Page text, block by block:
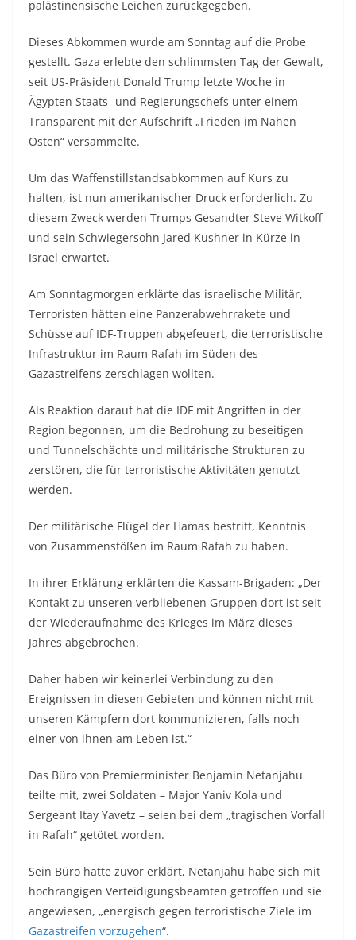
palästinensische Leichen zurückgegeben.
Dieses Abkommen wurde am Sonntag auf die Probe
gestellt. Gaza erlebte den schlimmsten Tag der Gewalt,
seit US-Präsident Donald Trump letzte Woche in
Ägypten Staats- und Regierungschefs unter einem
Transparent mit der Aufschrift „Frieden im Nahen
Osten“ versammelte.
Um das Waffenstillstandsabkommen auf Kurs zu
halten, ist nun amerikanischer Druck erforderlich. Zu
diesem Zweck werden Trumps Gesandter Steve Witkoff
und sein Schwiegersohn Jared Kushner in Kürze in
Israel erwartet.
Am Sonntagmorgen erklärte das israelische Militär,
Terroristen hätten eine Panzerabwehrrakete und
Schüsse auf IDF-Truppen abgefeuert, die terroristische
Infrastruktur im Raum Rafah im Süden des
Gazastreifens zerschlagen wollten.
Als Reaktion darauf hat die IDF mit Angriffen in der
Region begonnen, um die Bedrohung zu beseitigen
und Tunnelschächte und militärische Strukturen zu
zerstören, die für terroristische Aktivitäten genutzt
werden.
Der militärische Flügel der Hamas bestritt, Kenntnis
von Zusammenstößen im Raum Rafah zu haben.
In ihrer Erklärung erklärten die Kassam-Brigaden: „Der
Kontakt zu unseren verbliebenen Gruppen dort ist seit
der Wiederaufnahme des Krieges im März dieses
Jahres abgebrochen.
Daher haben wir keinerlei Verbindung zu den
Ereignissen in diesen Gebieten und können nicht mit
unseren Kämpfern dort kommunizieren, falls noch
einer von ihnen am Leben ist.“
Das Büro von Premierminister Benjamin Netanjahu
teilte mit, zwei Soldaten – Major Yaniv Kola und
Sergeant Itay Yavetz – seien bei dem „tragischen Vorfall
in Rafah“ getötet worden.
Sein Büro hatte zuvor erklärt, Netanjahu habe sich mit
hochrangigen Verteidigungsbeamten getroffen und sie
angewiesen, „energisch gegen terroristische Ziele im
Gazastreifen vorzugehen“.